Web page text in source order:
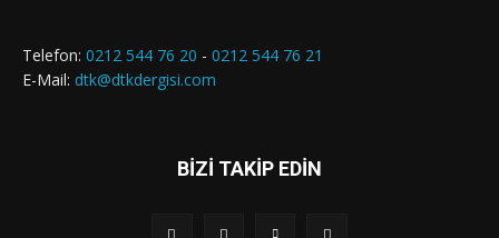
Telefon: 0212 544 76 20 - 0212 544 76 21
E-Mail: dtk@dtkdergisi.com
BİZİ TAKİP EDİN